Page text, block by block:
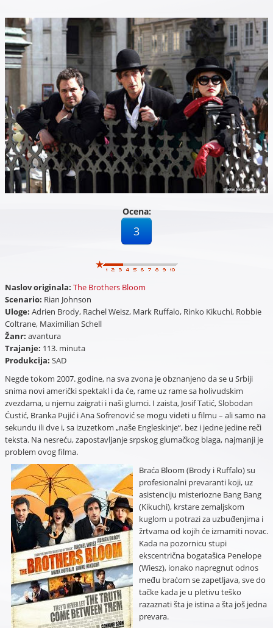
Ocena:
3
Naslov originala: The Brothers Bloom
Scenario: Rian Johnson
Uloge: Adrien Brody, Rachel Weisz, Mark Ruffalo, Rinko Kikuchi, Robbie
Coltrane, Maximilian Schell
Žanr: avantura
Trajanje: 113. minuta
Produkcija: SAD
Negde tokom 2007. godine, na sva zvona je obznanjeno da se u Srbiji
snima novi američki spektakl i da će, rame uz rame sa holivudskim
zvezdama, u njemu zaigrati i naši glumci. I zaista, Josif Tatić, Slobodan
Ćustić, Branka Pujić i Ana Sofrenović se mogu videti u filmu – ali samo na
sekundu ili dve i, sa izuzetkom „naše Engleskinje“, bez i jedne jedine reči
teksta. Na nesreću, zapostavljanje srpskog glumačkog blaga, najmanji je
problem ovog filma.
Braća Bloom (Brody i Ruffalo) su
profesionalni prevaranti koji, uz
asistenciju misteriozne Bang Bang
(Kikuchi), krstare zemaljskom
kuglom u potrazi za uzbuđenjima i
žrtvama od kojih će izmamiti novac.
Kada na pozornicu stupi
ekscentrična bogatašica Penelope
(Wiesz), ionako napregnut odnos
među braćom se zapetljava, sve do
tačke kada je u pletivu teško
razaznati šta je istina a šta još jedna
prevara.